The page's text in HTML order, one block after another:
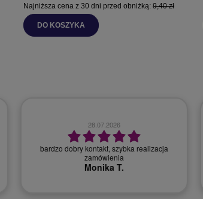
Najniższa cena z 30 dni przed obniżką: 9,40 zł
DO KOSZYKA
28.07.2026
bardzo dobry kontakt, szybka realizacja
zamówienia
Monika T.